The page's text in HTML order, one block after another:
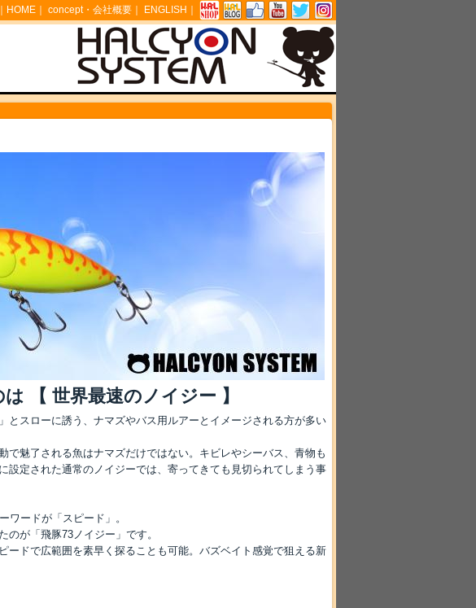
｜ HOME ｜ concept・会社概要 ｜ ENGLISH ｜
【 世界最速のノイジー 】
とスローに誘う、ナマズやバス用ルアーとイメージされる方が多い
で魅了される魚はナマズだけではない。キビレやシーバス、青物も
設定された通常のノイジーでは、寄ってきても見切られてしまう事
ワードが「スピード」。
が「飛豚73ノイジー」です。
ードで広範囲を素早く探ることも可能。バズベイト感覚で狙える新